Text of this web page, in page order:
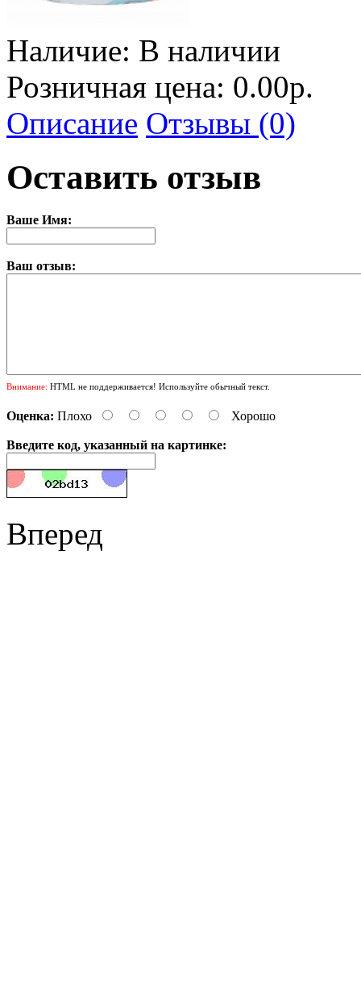
Наличие: В наличии
Розничная цена: 0.00р.
Описание Отзывы (0)
Оставить отзыв
Ваше Имя:
Ваш отзыв:
Внимание: HTML не поддерживается! Используйте обычный текст.
Оценка: Плохо Хорошо
Введите код, указанный на картинке:
Вперед